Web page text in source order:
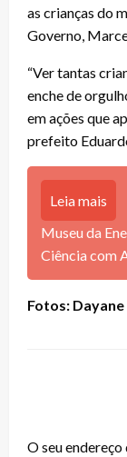
as crianças do
Governo,
“Ver tantas
enche de
em ações que
prefeito
Leia mais
Museu da
Ciência com
Fotos:
O seu